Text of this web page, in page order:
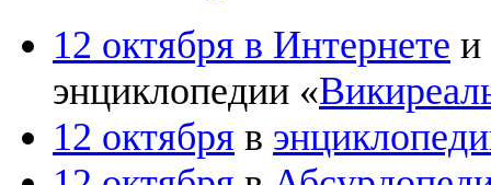
12 октября в Интернете и
энциклопедии «
12 октября в